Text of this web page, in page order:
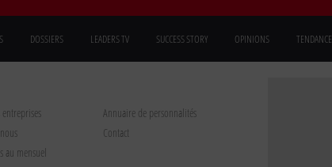
DOSSIERS LEADERS TV SUCCESS STORY OPINIONS TENDANCE
Annuaire de personnalités
Contact
au mensuel